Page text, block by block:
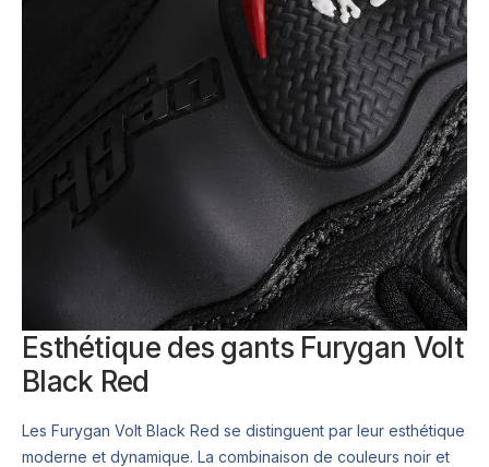
Esthétique des gants Furygan Volt
Black Red
Les Furygan Volt Black Red se distinguent par leur esthétique
moderne et dynamique. La combinaison de couleurs noir et